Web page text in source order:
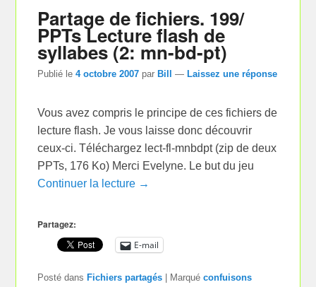
Partage de fichiers. 199/
PPTs Lecture flash de
syllabes (2: mn-bd-pt)
Publié le4 octobre 2007 par Bill — Laissez une réponse
Vous avez compris le principe de ces fichiers de
lecture flash. Je vous laisse donc découvrir
ceux-ci. Téléchargez lect-fl-mnbdpt (zip de deux
PPTs, 176 Ko) Merci Evelyne. Le but du jeu
Continuer la lecture →
Partagez:
E-mail
Posté dans Fichiers partagés Marqué confuisons